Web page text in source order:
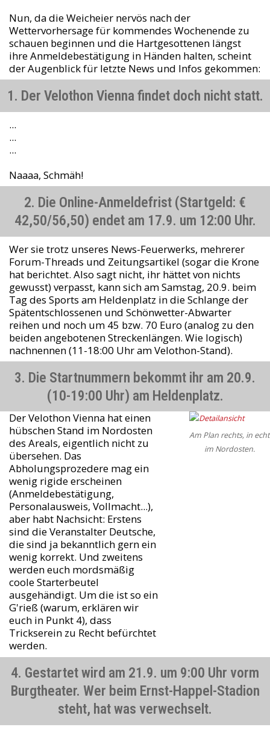
Nun, da die Weicheier nervös nach der
Wettervorhersage für kommendes Wochenende zu
schauen beginnen und die Hartgesottenen längst
ihre Anmeldebestätigung in Händen halten, scheint
der Augenblick für letzte News und Infos gekommen:
1. Der Velothon Vienna findet doch nicht statt.
...
...
...
Naaaa, Schmäh!
2. Die Online-Anmeldefrist (Startgeld: €
42,50/56,50) endet am 17.9. um 12:00 Uhr.
Wer sie trotz unseres News-Feuerwerks, mehrerer
Forum-Threads und Zeitungsartikel (sogar die Krone
hat berichtet. Also sagt nicht, ihr hättet von nichts
gewusst) verpasst, kann sich am Samstag, 20.9. beim
Tag des Sports am Heldenplatz in die Schlange der
Spätentschlossenen und Schönwetter-Abwarter
reihen und noch um 45 bzw. 70 Euro (analog zu den
beiden angebotenen Streckenlängen. Wie logisch)
nachnennen (11-18:00 Uhr am Velothon-Stand).
3. Die Startnummern bekommt ihr am 20.9.
(10-19:00 Uhr) am Heldenplatz.
Am Plan rechts, in echt
im Nordosten.
Der Velothon Vienna hat einen
hübschen Stand im Nordosten
des Areals, eigentlich nicht zu
übersehen. Das
Abholungsprozedere mag ein
wenig rigide erscheinen
(Anmeldebestätigung,
Personalausweis, Vollmacht...),
aber habt Nachsicht: Erstens
sind die Veranstalter Deutsche,
die sind ja bekanntlich gern ein
wenig korrekt. Und zweitens
werden euch mordsmäßig
coole Starterbeutel
ausgehändigt. Um die ist so ein
G'rieß (warum, erklären wir
euch in Punkt 4), dass
Trickserein zu Recht befürchtet
werden.
4. Gestartet wird am 21.9. um 9:00 Uhr vorm
Burgtheater. Wer beim Ernst-Happel-Stadion
steht, hat was verwechselt.